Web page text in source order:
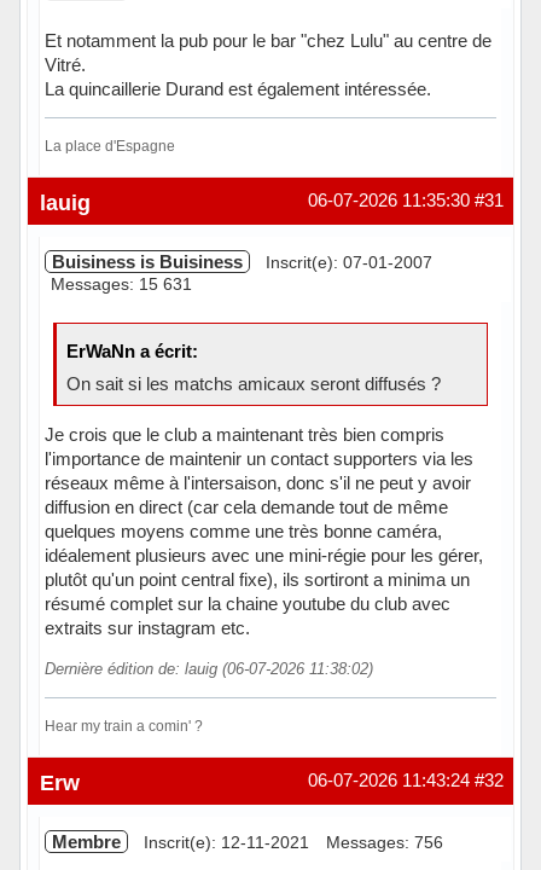
Et notamment la pub pour le bar "chez Lulu" au centre de
Vitré.
La quincaillerie Durand est également intéressée.
La place d'Espagne
Hors ligne #31
06-07-2026 11:35:30
lauig
Buisiness is Buisiness
Inscrit(e): 07-01-2007
Messages: 15 631
ErWaNn a écrit:
On sait si les matchs amicaux seront diffusés ?
Je crois que le club a maintenant très bien compris
l'importance de maintenir un contact supporters via les
réseaux même à l'intersaison, donc s'il ne peut y avoir
diffusion en direct (car cela demande tout de même
quelques moyens comme une très bonne caméra,
idéalement plusieurs avec une mini-régie pour les gérer,
plutôt qu'un point central fixe), ils sortiront a minima un
résumé complet sur la chaine youtube du club avec
extraits sur instagram etc.
Dernière édition de: lauig (06-07-2026 11:38:02)
Hear my train a comin' ?
Hors ligne #32
06-07-2026 11:43:24
Erw
Membre Inscrit(e): 12-11-2021 Messages: 756